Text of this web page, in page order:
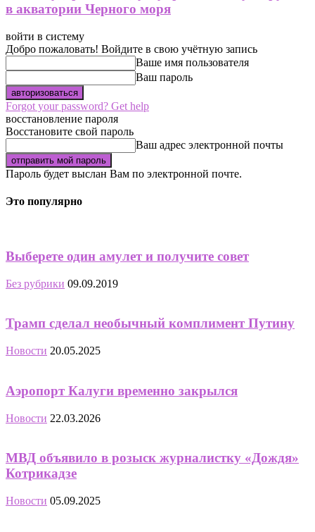
в акватории Черного моря
войти в систему
Добро пожаловать! Войдите в свою учётную запись
Ваше имя пользователя
Ваш пароль
Forgot your password? Get help
восстановление пароля
Восстановите свой пароль
Ваш адрес электронной почты
Пароль будет выслан Вам по электронной почте.
Это популярно
Выберете один амулет и получите совет
Без рубрики 09.09.2019
Трамп сделал необычный комплимент Путину
Новости 20.05.2025
Аэропорт Калуги временно закрылся
Новости 22.03.2026
МВД объявило в розыск журналистку «Дождя»
Котрикадзе
Новости 05.09.2025